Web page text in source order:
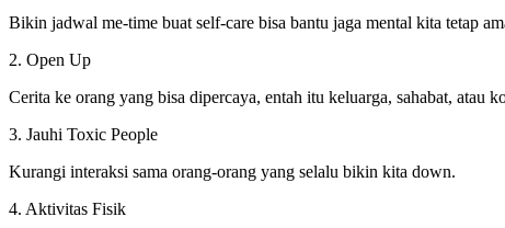
Bikin jadwal me-time buat self-care bisa bantu jaga mental kita tetap
2. Open Up
Cerita ke orang yang bisa dipercaya, entah itu keluarga, sahabat, atau
3. Jauhi Toxic People
Kurangi interaksi sama orang-orang yang selalu bikin kita down.
4. Aktivitas Fisik